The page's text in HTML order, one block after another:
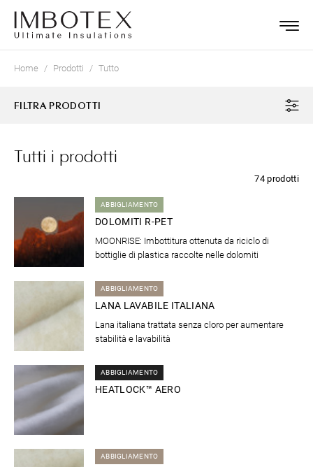
Home Prodotti Tutto
FILTRA PRODOTTI
Tutti i prodotti
74 prodotti
ABBIGLIAMENTO
DOLOMITI R-PET
MOONRISE: Imbottitura ottenuta da riciclo di
bottiglie di plastica raccolte nelle dolomiti
ABBIGLIAMENTO
LANA LAVABILE ITALIANA
Lana italiana trattata senza cloro per aumentare
stabilità e lavabilità
ABBIGLIAMENTO
HEATLOCK™ AERO
ABBIGLIAMENTO